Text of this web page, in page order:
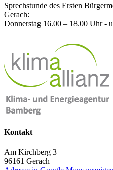
Sprechstunde des Ersten
Gerach:
Donnerstag 16.00 – 18.00 Uhr -
Kontakt
Am Kirchberg 3
96161 Gerach